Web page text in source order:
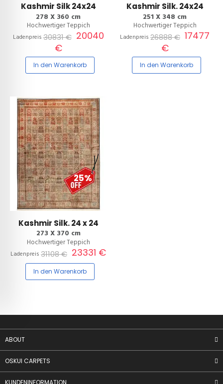
Kashmir Silk 24x24
278 X 360 cm
Hochwertiger Teppich
Ladenpreis30831 € 20040
€
In den Warenkorb
Kashmir Silk. 24x24
251 X 348 cm
Hochwertiger Teppich
Ladenpreis 26888 € 17477
€
In den Warenkorb
25%
Kashmir Silk. 24 x 24
273 X 370 cm
Hochwertiger Teppich
Ladenpreis 31108 € 23331 €
In den Warenkorb
ABOUT
OSKUI CARPETS
KUNDENINFORMATION